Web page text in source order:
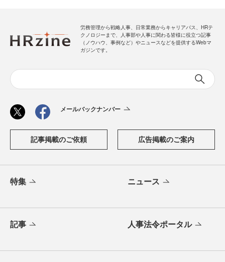
労務管理から戦略人事、日常業務からキャリアパス、HRテ
クノロジーまで、人事部や人事に関わる皆様に役立つ記事
（ノウハウ、事例など）やニュースなどを提供するWebマ
ガジンです。
メールバックナンバー
記事掲載のご依頼 広告掲載のご案内
特集 ニュース
記事 人事法令ポータル